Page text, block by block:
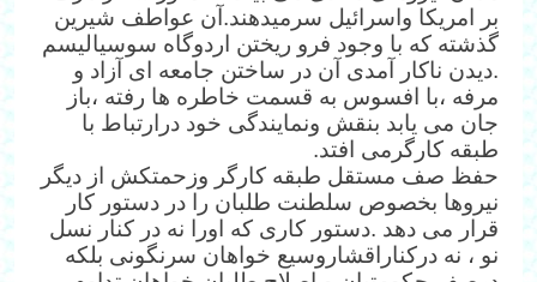
بر امریکا واسرائیل سرمیدهند.آن عواطف شیرین
گذشته که با وجود فرو ریختن اردوگاه سوسیالیسم
.دیدن ناکار آمدی آن در ساختن جامعه ای آزاد و
مرفه ،با افسوس به قسمت خاطره ها رفته ،باز
جان می یابد بنقش ونمایندگی خود درارتباط با
طبقه کارگرمی افتد.
حفظ صف مستقل طبقه کارگر وزحمتکش از دیگر
نیروها بخصوص سلطنت طلبان را در دستور کار
قرار می دهد .دستور کاری که اورا نه در کنار نسل
نو ، نه درکناراقشاروسیع خواهان سرنگونی بلکه